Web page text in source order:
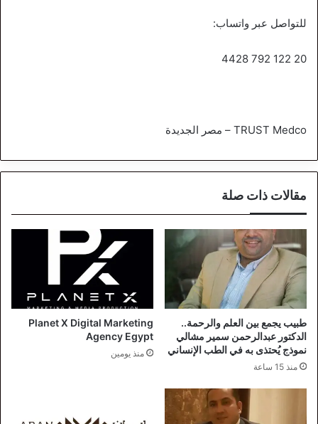
للتواصل عبر واتساب:
20 122 792 4428
TRUST Medco – مصر الجديدة
مقالات ذات صلة
طبيب يجمع بين العلم والرحمة..
الدكتور عبدالرحمن سمير مشالي
نموذج يُحتذى به في الطب الإنساني
منذ 15 ساعة
Planet X Digital Marketing
Agency Egypt
منذ يومين